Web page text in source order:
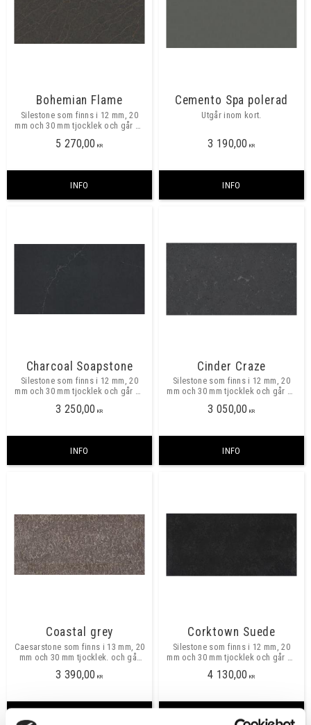
Bohemian Flame
Silestone som finns i 12 mm, 20
mm och 30 mm tjocklek och går att
skarvfritt ca 3250x1580 mm. ​​
5 270,00 KR
INFO
Cemento Spa polerad
Utgår inom kort.
3 190,00 KR
INFO
Charcoal Soapstone
Silestone som finns i 12 mm, 20
mm och 30 mm tjocklek och går att
skarvfritt ca 3250x1580 mm. ​​
3 250,00 KR
INFO
Cinder Craze
Silestone som finns i 12 mm, 20
mm och 30 mm tjocklek och går att
skarvfritt ca 3250x1580 mm.
3 050,00 KR
INFO
Coastal grey
Caesarstone som finns i 13 mm, 20
mm och 30 mm tjocklek. och går
skarvfritt ca 3040x1420 mm
3 390,00 KR
Corktown Suede
Silestone som finns i 12 mm, 20
mm och 30 mm tjocklek och går att
skarvfritt ca 3250x1580 mm.
4 130,00 KR
INFO